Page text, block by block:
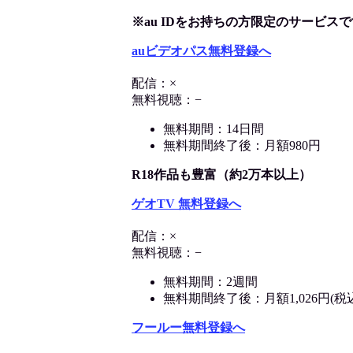
※au IDをお持ちの方限定のサービス
auビデオパス無料登録へ
配信：×
無料視聴：−
無料期間：14日間
無料期間終了後：月額980円
R18作品も豊富（約2万本以上）
ゲオTV 無料登録へ
配信：×
無料視聴：−
無料期間：2週間
無料期間終了後：月額1,026円(税
フールー無料登録へ